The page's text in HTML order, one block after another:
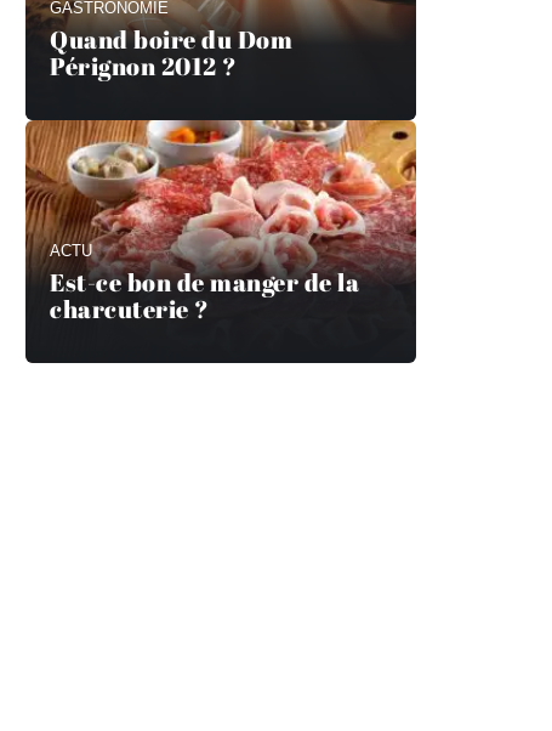
GASTRONOMIE
Quand boire du Dom
Pérignon 2012 ?
ACTU
Est-ce bon de manger de la
charcuterie ?